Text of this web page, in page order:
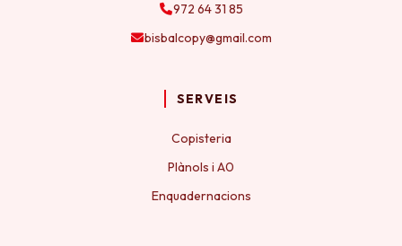
972 64 31 85
bisbalcopy@gmail.com
SERVEIS
Copisteria
Plànols i A0
Enquadernacions